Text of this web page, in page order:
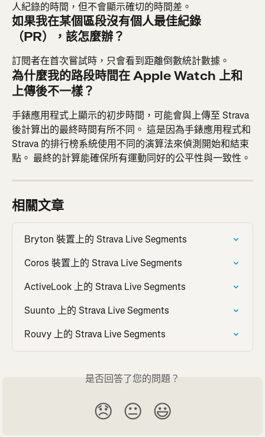
人紀錄的時間，但不會顯示確切的時間差。
如果我在某個區段沒有個人最佳紀錄
（PR），該怎麼辦？
訂閱者在首次嘗試時，只會看到距離倒數統計數據。
為什麼我的路段時間在 Apple Watch 上和
上傳後不一樣？
手錶應用程式上顯示的初步時間，可能會與上傳至 Strava
後計算出的最終時間有所不同。 這是因為手錶應用程式和
Strava 的排行榜系統使用不同的演算法來偵測開始和結束
點。 最終的計算能確保所有運動同好的公平性與一致性。
相關文章
Bryton 裝置上的 Strava Live Segments
Coros 裝置上的 Strava Live Segments
ActiveLook 上的 Strava Live Segments
Suunto 上的 Strava Live Segments
Rouvy 上的 Strava Live Segments
是否回答了您的問題？
😞 😐 😃